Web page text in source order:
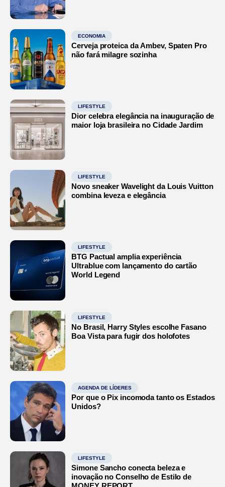
ECONOMIA
Cerveja proteica da Ambev, Spaten Pro
não fará milagre sozinha
LIFESTYLE
Dior celebra elegância na inauguração de
maior loja brasileira no Cidade Jardim
LIFESTYLE
Novo sneaker Wavelight da Louis Vuitton
combina leveza e elegância
LIFESTYLE
BTG Pactual amplia experiência
Ultrablue com lançamento do cartão
World Legend
LIFESTYLE
No Brasil, Harry Styles escolhe Fasano
Boa Vista para fugir dos holofotes
AGENDA DE LÍDERES
Por que o Pix incomoda tanto os Estados
Unidos?
LIFESTYLE
Simone Sancho conecta beleza e
inovação no Conselho de Estilo de